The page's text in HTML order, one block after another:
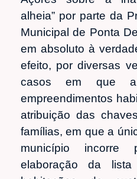
alheia” por parte da
Municipal de Ponta
em absoluto à
efeito, por diversas
casos em que a
empreendimentos
atribuição das
famílias, em que a
município incorre
elaboração da